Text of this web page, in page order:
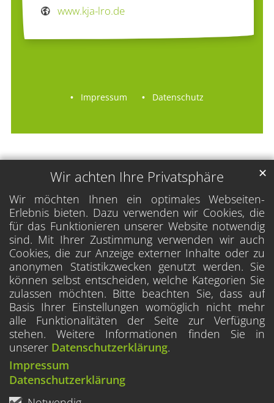
Wir achten Ihre Privatsphäre
Wir möchten Ihnen ein optimales Webseiten-
Erlebnis bieten. Dazu verwenden wir Cookies, die
für das Funktionieren unserer Website notwendig
sind. Mit Ihrer Zustimmung verwenden wir auch
Cookies, die zur Anzeige externer Inhalte oder zu
anonymen Statistikzwecken genutzt werden. Sie
können selbst entscheiden, welche Kategorien Sie
zulassen möchten. Bitte beachten Sie, dass auf
Basis Ihrer Einstellungen womöglich nicht mehr
alle Funktionalitäten der Seite zur Verfügung
stehen. Weitere Informationen finden Sie in
unserer Datenschutzerklärung.
✕
Impressum
Datenschutzerklärung
www.kja-lro.de
Impressum Datenschutz